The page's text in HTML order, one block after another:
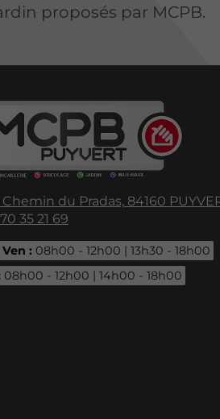
proposés par MCPB.
Chemin du Pradas, 84160
35 21 69
: 08h00 - 12h00 | 13h30 - 18h00
08h00 - 12h00 | 14h00 - 18h00